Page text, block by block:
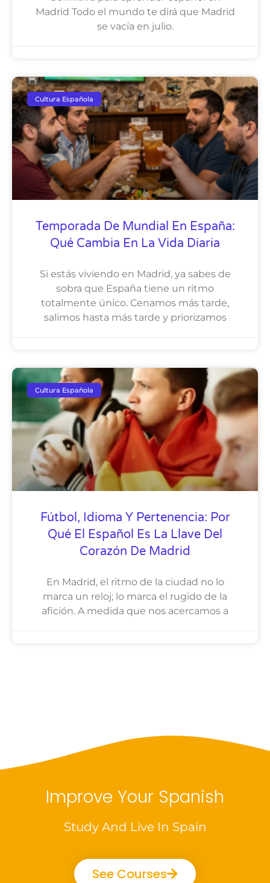
Madrid Todo el mundo te dirá que Madrid
se vacía en julio.
Cultura Española
Temporada De Mundial En España:
Qué Cambia En La Vida Diaria
Si estás viviendo en Madrid, ya sabes de
sobra que España tiene un ritmo
totalmente único. Cenamos más tarde,
salimos hasta más tarde y priorizamos
Cultura Española
Fútbol, Idioma Y Pertenencia: Por
Qué El Español Es La Llave Del
Corazón De Madrid
En Madrid, el ritmo de la ciudad no lo
marca un reloj; lo marca el rugido de la
afición. A medida que nos acercamos a
Improve Your Spanish
Study And Live In Spain
See Courses